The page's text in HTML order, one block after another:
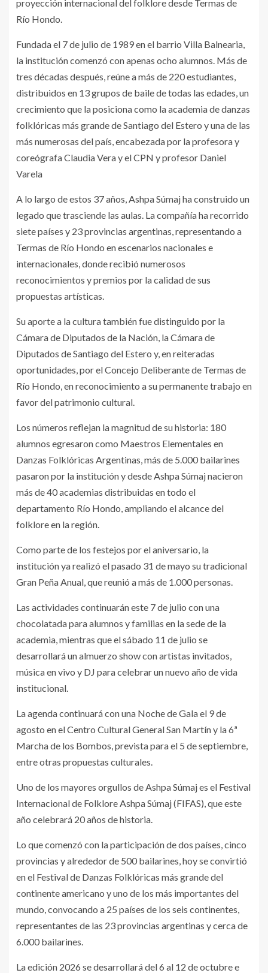
proyección internacional del folklore desde Termas de
Río Hondo.
Fundada el 7 de julio de 1989 en el barrio Villa Balnearia,
la institución comenzó con apenas ocho alumnos. Más de
tres décadas después, reúne a más de 220 estudiantes,
distribuidos en 13 grupos de baile de todas las edades, un
crecimiento que la posiciona como la academia de danzas
folklóricas más grande de Santiago del Estero y una de las
más numerosas del país, encabezada por la profesora y
coreógrafa Claudia Vera y el CPN y profesor Daniel
Varela
A lo largo de estos 37 años, Ashpa Súmaj ha construido un
legado que trasciende las aulas. La compañía ha recorrido
siete países y 23 provincias argentinas, representando a
Termas de Río Hondo en escenarios nacionales e
internacionales, donde recibió numerosos
reconocimientos y premios por la calidad de sus
propuestas artísticas.
Su aporte a la cultura también fue distinguido por la
Cámara de Diputados de la Nación, la Cámara de
Diputados de Santiago del Estero y, en reiteradas
oportunidades, por el Concejo Deliberante de Termas de
Río Hondo, en reconocimiento a su permanente trabajo en
favor del patrimonio cultural.
Los números reflejan la magnitud de su historia: 180
alumnos egresaron como Maestros Elementales en
Danzas Folklóricas Argentinas, más de 5.000 bailarines
pasaron por la institución y desde Ashpa Súmaj nacieron
más de 40 academias distribuidas en todo el
departamento Río Hondo, ampliando el alcance del
folklore en la región.
Como parte de los festejos por el aniversario, la
institución ya realizó el pasado 31 de mayo su tradicional
Gran Peña Anual, que reunió a más de 1.000 personas.
Las actividades continuarán este 7 de julio con una
chocolatada para alumnos y familias en la sede de la
academia, mientras que el sábado 11 de julio se
desarrollará un almuerzo show con artistas invitados,
música en vivo y DJ para celebrar un nuevo año de vida
institucional.
La agenda continuará con una Noche de Gala el 9 de
agosto en el Centro Cultural General San Martín y la 6ª
Marcha de los Bombos, prevista para el 5 de septiembre,
entre otras propuestas culturales.
Uno de los mayores orgullos de Ashpa Súmaj es el Festival
Internacional de Folklore Ashpa Súmaj (FIFAS), que este
año celebrará 20 años de historia.
Lo que comenzó con la participación de dos países, cinco
provincias y alrededor de 500 bailarines, hoy se convirtió
en el Festival de Danzas Folklóricas más grande del
continente americano y uno de los más importantes del
mundo, convocando a 25 países de los seis continentes,
representantes de las 23 provincias argentinas y cerca de
6.000 bailarines.
La edición 2026 se desarrollará del 6 al 12 de octubre e